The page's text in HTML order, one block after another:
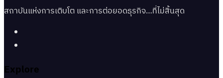
สถาบันแห่งการเติบโต และการต่อยอดธุรกิจ…ที่ไม่สิ้นสุด
Explore